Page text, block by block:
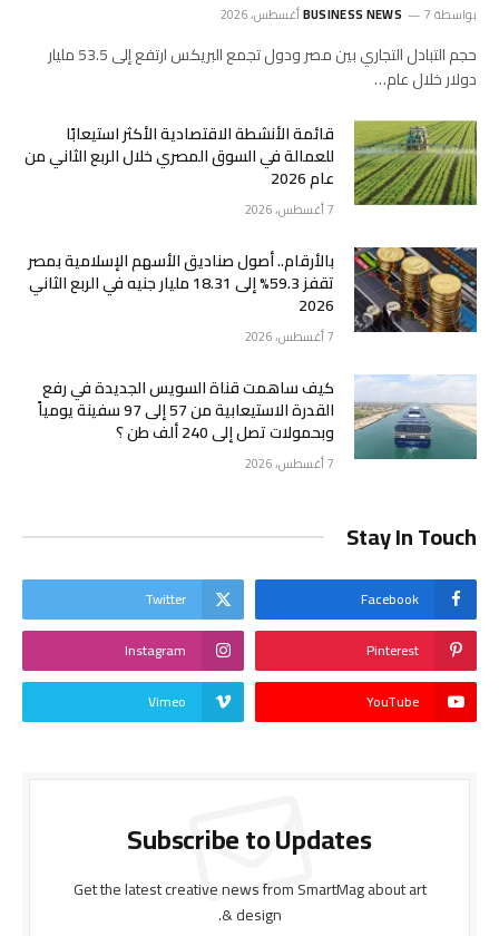
بواسطة BUSINESS NEWS 7 أغسطس، 2026
حجم التبادل التجاري بين مصر ودول تجمع البريكس ارتفع إلى 53.5 مليار
دولار خلال عام…
قائمة الأنشطة الاقتصادية الأكثر استيعابًا
للعمالة في السوق المصري خلال الربع الثاني من
عام 2026
7 أغسطس، 2026
بالأرقام.. أصول صناديق الأسهم الإسلامية بمصر
تقفز 59.3% إلى 18.31 مليار جنيه في الربع الثاني
2026
7 أغسطس، 2026
كيف ساهمت قناة السويس الجديدة في رفع
القدرة الاستيعابية من 57 إلى 97 سفينة يومياً
وبحمولات تصل إلى 240 ألف طن ؟
7 أغسطس، 2026
Stay In Touch
Facebook
Twitter
Pinterest
Instagram
YouTube
Vimeo
Subscribe to Updates
Get the latest creative news from SmartMag about art
& design.